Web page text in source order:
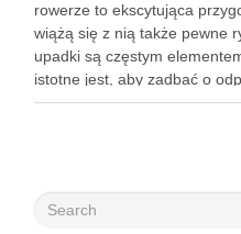
rowerze to ekscytująca
wiążą się z nią także pewne
upadki są częstym
istotne jest, aby zadbać o
Ochraniacze na rower dla